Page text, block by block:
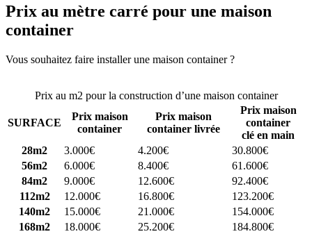
Prix au mètre carré pour une maison
container
Vous souhaitez faire installer une maison container ?
Prix au m2 pour la construction d’une maison container
SURFACE
Prix maison
container
Prix maison
container livrée
Prix maison
container
clé en main
28m2
3.000€ 4.200€
30.800€
56m2
6.000€ 8.400€
61.600€
84m2
9.000€ 12.600€
92.400€
112m2
12.000€ 16.800€
123.200€
140m2
15.000€ 21.000€
154.000€
168m2
18.000€ 25.200€
184.800€